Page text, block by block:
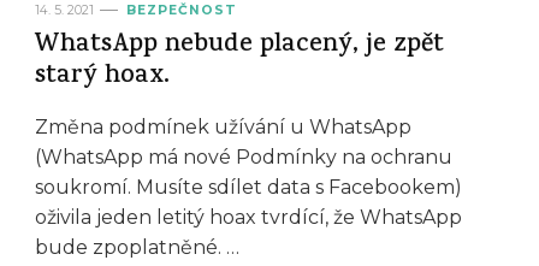
14. 5. 2021 BEZPEČNOST
WhatsApp nebude placený, je zpět
starý hoax.
Změna podmínek užívání u WhatsApp
(WhatsApp má nové Podmínky na ochranu
soukromí. Musíte sdílet data s Facebookem)
oživila jeden letitý hoax tvrdící, že WhatsApp
bude zpoplatněné. …